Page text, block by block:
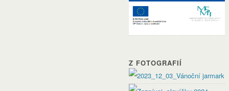
Z FOTOGRAFIÍ